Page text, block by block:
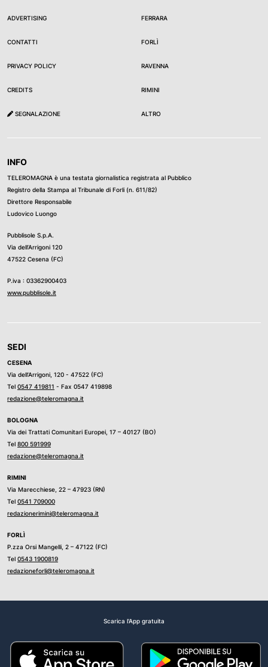
ADVERTISING
CONTATTI
PRIVACY POLICY
CREDITS
SEGNALAZIONE
FERRARA
FORLÌ
RAVENNA
RIMINI
ALTRO
INFO
TELEROMAGNA è una testata giornalistica registrata al Pubblico
Registro della Stampa al Tribunale di Forli (n. 611/82)
Direttore Responsabile
Ludovico Luongo
Pubblisole S.p.A.
Via dell’Arrigoni 120
47522 Cesena (FC)
P.iva : 03362900403
www.pubblisole.it
SEDI
CESENA
Via dell’Arrigoni, 120 - 47522 (FC)
Tel 0547 419811 - Fax 0547 419898
redazione@teleromagna.it
BOLOGNA
Via dei Trattati Comunitari Europei, 17 – 40127 (BO)
Tel 800 591999
redazione@teleromagna.it
RIMINI
Via Marecchiese, 22 – 47923 (RN)
Tel 0541 709000
redazionerimini@teleromagna.it
FORLÌ
P.zza Orsi Mangelli, 2 – 47122 (FC)
Tel 0543 1900819
redazioneforli@teleromagna.it
Scarica l'App gratuita